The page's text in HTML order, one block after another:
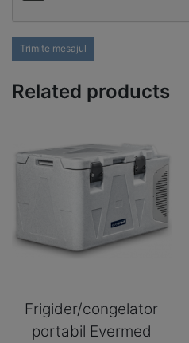
Trimite mesajul
Related products
Frigider/congelator
portabil Evermed